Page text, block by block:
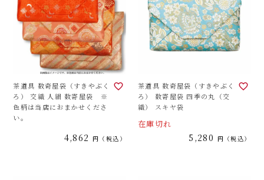
茶道具 数奇屋袋（すきやぶく
ろ） 交織 人絹 数寄屋袋 ※
色柄は当店におまかせくださ
い。
4,862 税込
茶道具 数奇屋袋（すきやぶく
ろ） 数寄屋袋 四季の丸（交
織） スキヤ袋
在庫切れ
5,280 税込